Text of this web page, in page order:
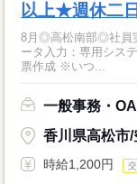
以上★週休二
8月◎高松南部◎社員
ータ入力：専用シス
票作成 ※いつ...
一般事務・
香川県高松市/
時給1,200円